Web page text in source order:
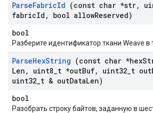
ParseFabricId (const char *str,
fabricId , bool allowReserved)
bool
Разберите идентификатор ткани Weave в
ParseHexString (const char *hex
Len , uint8 t *outBuf, uint32 t out
uint32 t & outDataLen)
bool
Разобрать строку байтов, заданную в